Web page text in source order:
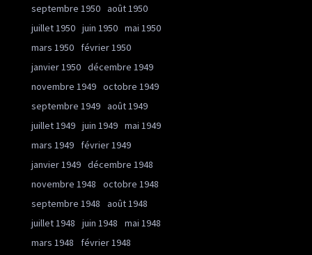
septembre 1950 août 1950
juillet 1950 juin 1950 mai 1950
mars 1950
février 1950
janvier 1950 décembre 1949
novembre 1949 octobre 1949
septembre 1949 août 1949
juillet 1949 juin 1949 mai 1949
mars 1949
février 1949
janvier 1949 décembre 1948
novembre 1948
octobre 1948
septembre 1948
août 1948
juillet 1948
juin 1948
mai 1948
mars 1948
février 1948